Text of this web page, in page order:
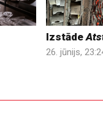
Izstāde
26. jūnijs,